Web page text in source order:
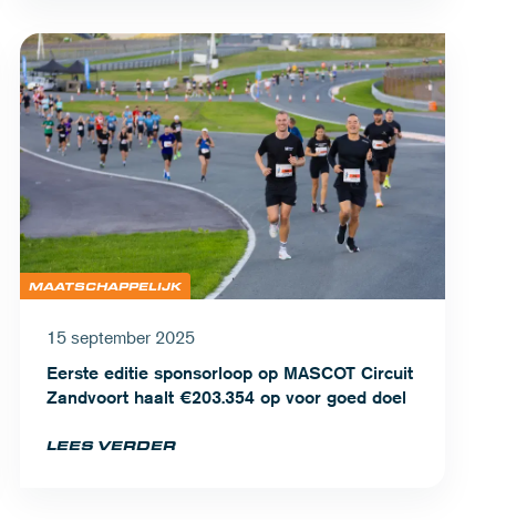
MAATSCHAPPELIJK
15 september 2025
Eerste editie sponsorloop op MASCOT Circuit
Zandvoort haalt €203.354 op voor goed doel
LEES VERDER